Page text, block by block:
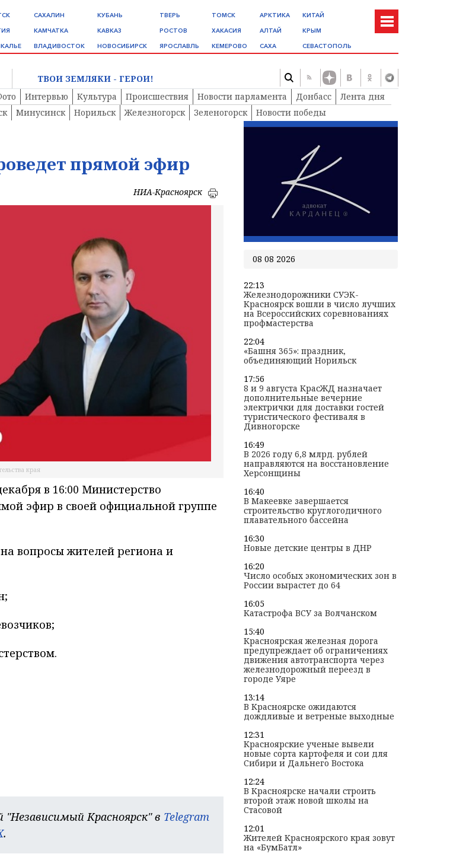
САХАЛИН
КАМЧАТКА
ВЛАДИВОСТОК
КУБАНЬ
КАВКАЗ
НОВОСИБИРСК
ТВЕРЬ
РОСТОВ
ЯРОСЛАВЛЬ
ТОМСК
ХАКАСИЯ
КЕМЕРОВО
АРКТИКА
АЛТАЙ
САХА
КИТАЙ
КРЫМ
СЕВАСТОПОЛЬ
ТВОИ ЗЕМЛЯКИ - ГЕРОИ!
Интервью Культура Происшествия Новости парламента Донбасс
Лента дня
Минусинск Норильск Железногорск Зеленогорск
Новости победы
прямой эфир
НИА-Красноярск
края
в 16:00 Министерство
эфир в своей официальной группе
вопросы жителей региона и
Красноярск" в Telegram
.
08 08 2026
22:13
Железнодорожники СУЭК-
Красноярск вошли в число лучших
на Всероссийских соревнованиях
профмастерства
22:04
«Башня 365»: праздник,
объединяющий Норильск
17:56
8 и 9 августа КрасЖД назначает
дополнительные вечерние
электрички для доставки гостей
туристического фестиваля в
Дивногорске
16:49
В 2026 году 6,8 млрд. рублей
направляются на восстановление
Херсонщины
16:40
В Макеевке завершается
строительство круглогодичного
плавательного бассейна
16:30
Новые детские центры в ДНР
16:20
Число особых экономических зон в
России вырастет до 64
16:05
Катастрофа ВСУ за Волчанском
15:40
Красноярская железная дорога
предупреждает об ограничениях
движения автотранспорта через
железнодорожный переезд в
городе Уяре
13:14
В Красноярске ожидаются
дождливые и ветреные выходные
12:31
Красноярские ученые вывели
новые сорта картофеля и сои для
Сибири и Дальнего Востока
12:24
В Красноярске начали строить
второй этаж новой школы на
Стасовой
12:01
Жителей Красноярского края зовут
на «БумБатл»